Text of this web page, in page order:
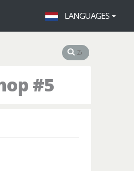
LANGUAGES
#5